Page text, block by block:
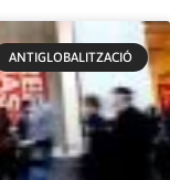
ANTIGLOBALITZACIÓ